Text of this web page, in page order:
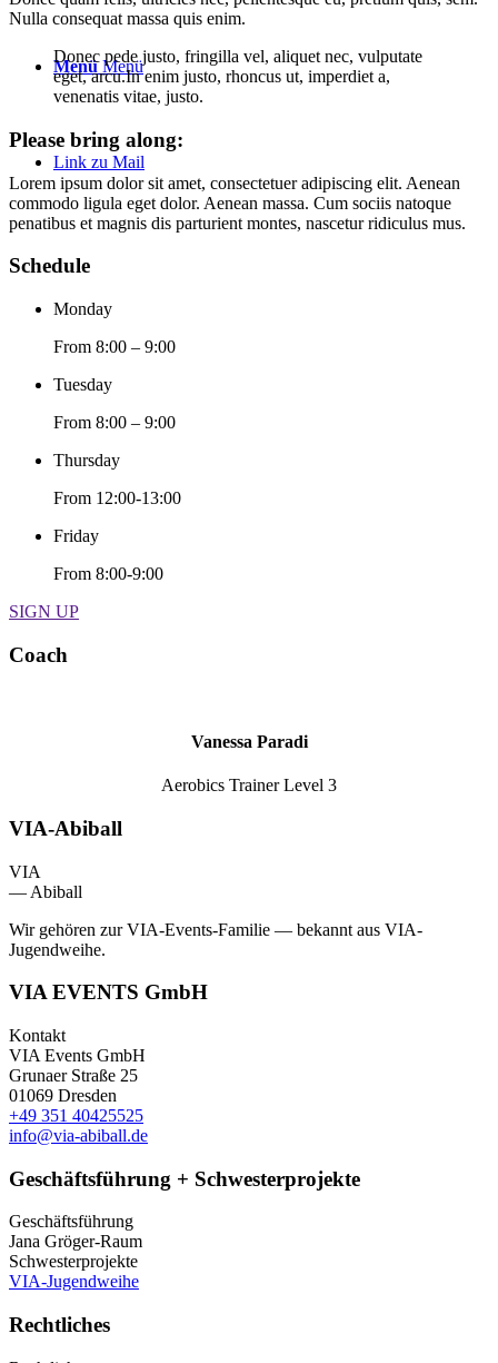
Menü Menü
Link zu Mail
Nulla consequat massa quis enim.
Donec pede justo, fringilla vel, aliquet nec, vulputate
eget, arcu.In enim justo, rhoncus ut, imperdiet a,
venenatis vitae, justo.
Please bring along:
Lorem ipsum dolor sit amet, consectetuer adipiscing elit. Aenean
commodo ligula eget dolor. Aenean massa. Cum sociis natoque
penatibus et magnis dis parturient montes, nascetur ridiculus mus.
Schedule
Monday
From 8:00 – 9:00
Tuesday
From 8:00 – 9:00
Thursday
From 12:00-13:00
Friday
From 8:00-9:00
SIGN UP
Coach
Vanessa Paradi
Aerobics Trainer Level 3
VIA-Abiball
VIA
— Abiball
Wir gehören zur VIA-Events-Familie — bekannt aus VIA-
Jugendweihe.
VIA EVENTS GmbH
Kontakt
VIA Events GmbH
Grunaer Straße 25
01069 Dresden
+49 351 40425525
info@via-abiball.de
Geschäftsführung + Schwesterprojekte
Geschäftsführung
Jana Gröger-Raum
Schwesterprojekte
VIA-Jugendweihe
Rechtliches